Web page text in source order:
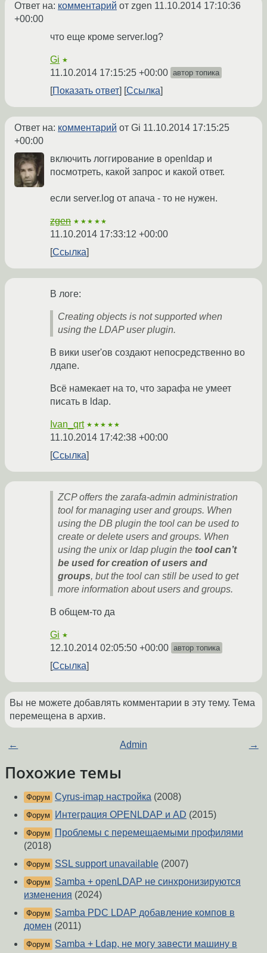
Ответ на: комментарий от zgen 11.10.2014 17:10:36
+00:00
что еще кроме server.log?
Gi ★
11.10.2014 17:15:25 +00:00 автор топика
Показать ответ Ссылка
Ответ на: комментарий от Gi 11.10.2014 17:15:25
+00:00
включить логгирование в openldap и
посмотреть, какой запрос и какой ответ.
если server.log от апача - то не нужен.
zgen ★★★★★
11.10.2014 17:33:12 +00:00
Ссылка
В логе:
Creating objects is not supported when
using the LDAP user plugin.
В вики user'ов создают непосредственно во
лдапе.
Всё намекает на то, что зарафа не умеет
писать в ldap.
Ivan_qrt ★★★★★
11.10.2014 17:42:38 +00:00
Ссылка
ZCP offers the zarafa-admin administration
tool for managing user and groups. When
using the DB plugin the tool can be used to
create or delete users and groups. When
using the unix or ldap plugin the tool can’t
be used for creation of users and
groups, but the tool can still be used to get
more information about users and groups.
В общем-то да
Gi ★
12.10.2014 02:05:50 +00:00 автор топика
Ссылка
Вы не можете добавлять комментарии в эту тему. Тема
перемещена в архив.
← Admin →
Похожие темы
Форум Cyrus-imap настройка (2008)
Форум Интеграция OPENLDAP и AD (2015)
Форум
Проблемы с перемещаемыми профилями
(2018)
Форум SSL support unavailable (2007)
Форум
Samba + openLDAP не синхронизируются
изменения (2024)
Форум
Samba PDC LDAP добавление компов в
домен (2011)
Форум
Samba + Ldap, не могу завести машину в